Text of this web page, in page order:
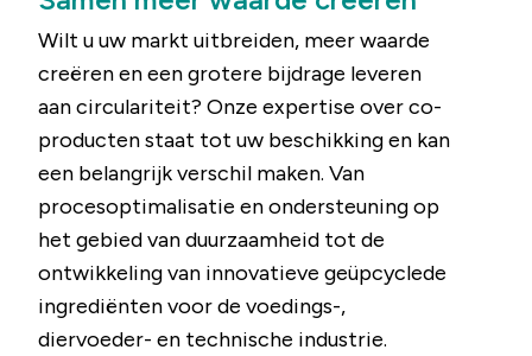
Wilt u uw markt uitbreiden, meer waarde
creëren en een grotere bijdrage leveren
aan circulariteit? Onze expertise over co-
producten staat tot uw beschikking en kan
een belangrijk verschil maken. Van
procesoptimalisatie en ondersteuning op
het gebied van duurzaamheid tot de
ontwikkeling van innovatieve geüpcyclede
ingrediënten voor de voedings-,
diervoeder- en technische industrie.